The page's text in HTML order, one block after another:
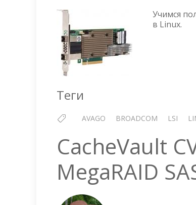
Учимся
в Linux.
Теги
AVAGO BROADCOM LSI
CacheVault
MegaRAID